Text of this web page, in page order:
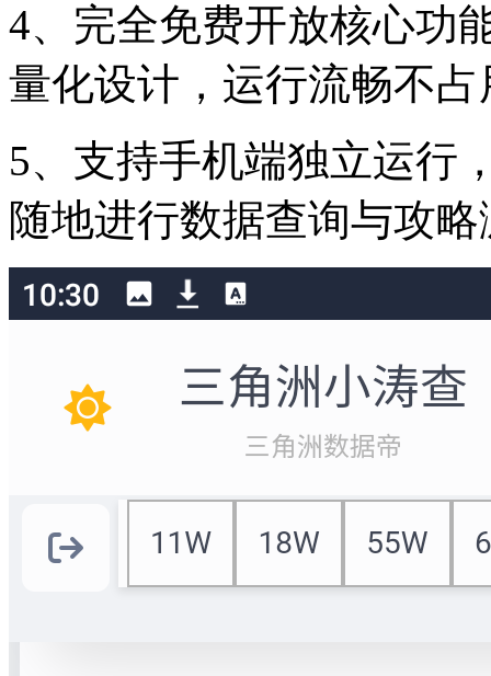
4、完全免费开放核心功
量化设计，运行流畅不
5、支持手机端独立运行
随地进行数据查询与攻